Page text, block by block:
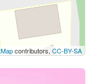
contributors, CC-BY-SA